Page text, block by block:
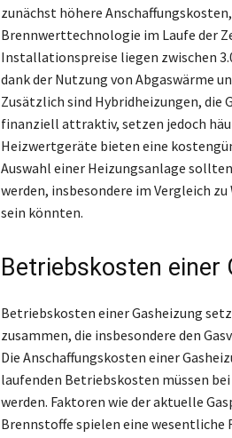
zunächst höhere
Brennwerttechnologie im Laufe der
Installationspreise liegen zwischen
dank der Nutzung von Abgaswärme
Zusätzlich sind Hybridheizungen, die
finanziell attraktiv, setzen jedoch
Heizwertgeräte bieten eine
Auswahl einer Heizungsanlage
werden, insbesondere im Vergleich
sein könnten.
Betriebskosten einer
Betriebskosten einer Gasheizung
zusammen, die insbesondere den
Die Anschaffungskosten einer
laufenden Betriebskosten müssen
werden. Faktoren wie der aktuelle
Brennstoffe spielen eine wesentliche